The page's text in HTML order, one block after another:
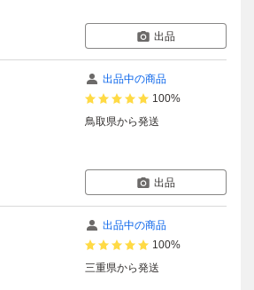
出品
出品中の商品
100%
鳥取県から発送
出品
出品中の商品
100%
三重県から発送